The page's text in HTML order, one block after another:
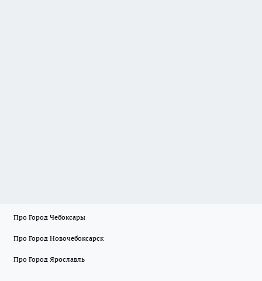
Про Город Чебоксары
Про Город Новочебоксарск
Про Город Ярославль